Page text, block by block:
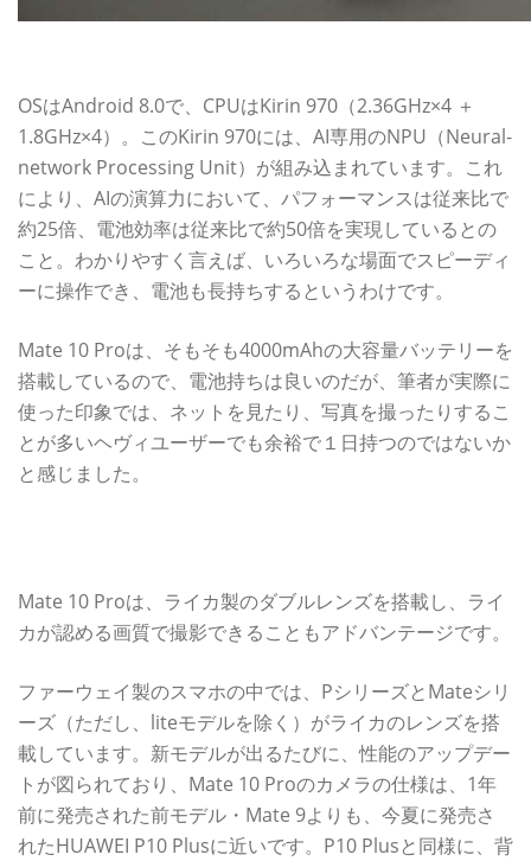
OSはAndroid 8.0で、CPUはKirin 970（2.36GHz×4 ＋
1.8GHz×4）。このKirin 970には、AI専用のNPU（Neural-
network Processing Unit）が組み込まれています。これ
により、AIの演算力において、パフォーマンスは従来比で
約25倍、電池効率は従来比で約50倍を実現しているとの
こと。わかりやすく言えば、いろいろな場面でスピーディ
ーに操作でき、電池も長持ちするというわけです。
Mate 10 Proは、そもそも4000mAhの大容量バッテリーを
搭載しているので、電池持ちは良いのだが、筆者が実際に
使った印象では、ネットを見たり、写真を撮ったりするこ
とが多いヘヴィユーザーでも余裕で１日持つのではないか
と感じました。
Mate 10 Proは、ライカ製のダブルレンズを搭載し、ライ
カが認める画質で撮影できることもアドバンテージです。
ファーウェイ製のスマホの中では、PシリーズとMateシリ
ーズ（ただし、liteモデルを除く）がライカのレンズを搭
載しています。新モデルが出るたびに、性能のアップデー
トが図られており、Mate 10 Proのカメラの仕様は、1年
前に発売された前モデル・Mate 9よりも、今夏に発売さ
れたHUAWEI P10 Plusに近いです。P10 Plusと同様に、背